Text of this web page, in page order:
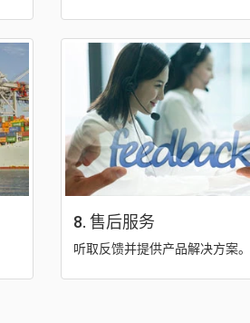
8. 售后服务
听取反馈并提供产品解决方案。